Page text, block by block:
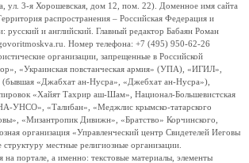
3-я Хорошевская, дом 12, пом. 22). Доменное имя сайта
распространения – Российская Федерация и
русский и английский. Главный редактор Бабаян Роман
Номер телефона: +7 (495) 950-62-26
организации, запрещенные в Российской
«Украинская повстанческая армия» (УПА), «ИГИЛ»,
«Джабхат ан-Нусра», «Джебхат ан-Нусра»),
«Хайят Тахрир аш-Шам», Национал-Большевистская
УНСО», «Талибан», «Меджлис крымско-татарского
«Мизантропик Дивижн», «Братство» Корчинского,
организация «Управленческий центр Свидетелей Иеговы
местные религиозные организации.
портале, а именно: текстовые материалы, элементы